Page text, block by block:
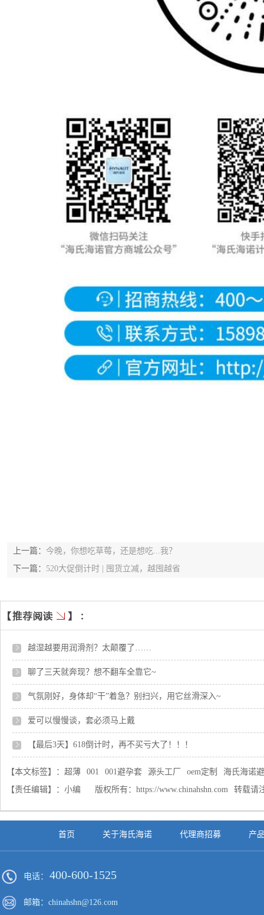
上一篇： 今晚，你想吃草莓，还是想吃...我？
下一篇： 520大促倒计时 | 囤货立减，越囤越省
越湿越要用润滑剂？太颠覆了……
聊了三天就奔现？想不翻车全靠它~
气氛刚好，身体却“干”着急？别扫兴，用它丝滑深入~
爱可以慢慢谈，套必须马上戴
【最后3天】618倒计时，再不买亏大了！！！
【本文标签】： 超薄 001 001避孕套 源头工厂 oem定制
海氏海诺
【责任编辑】： 小编 版权所有： https://www.chinahshn.com 转载请
首页 关于海氏海诺 代理商招募 产
电话： 400-600-1525
邮箱：chinahshn@126.com